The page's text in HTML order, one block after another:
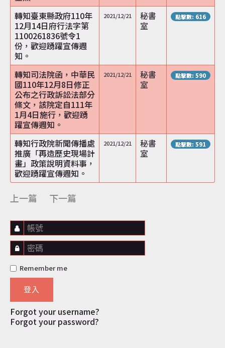
轉知臺東縣政府110年
12月14日府行法字第
1100261836號令1
份，歡迎踴躍宣傳週
知。
2021/12/21
秘書
室
點擊數: 616
轉知司法院函，中華民
國110年12月8日修正
公布之行政訴訟法部分
條文，該院定自111年
1月4日施行，歡迎踴
躍宣傳週知。
2021/12/21
秘書
室
點擊數: 590
轉知行政院新聞傳播處
推廣「再造歷史現場計
畫」政策說明資料事，
歡迎踴躍宣傳週知。
2021/12/21
秘書
室
點擊數: 591
上一篇 下一篇
帳號
密碼
Remember me
登入
Forgot your username?
Forgot your password?